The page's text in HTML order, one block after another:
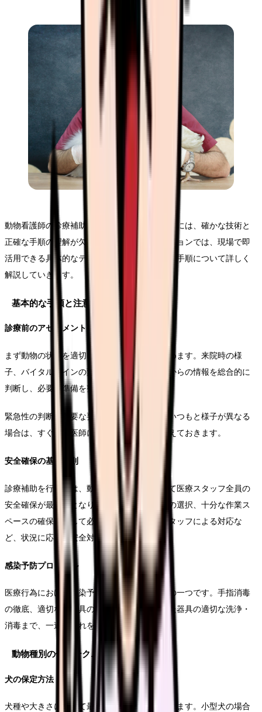
動物看護師の診療補助業務を効果的に行うためには、確かな技術と
正確な手順の理解が欠かせません。このセクションでは、現場で即
活用できる具体的なテクニックと、それぞれの手順について詳しく
解説していきます。
基本的な手順と注意点
診療前のアセスメント手順
まず動物の状態を適切に評価することから始めます。来院時の様
子、バイタルサインの変化、そして飼い主様からの情報を総合的に
判断し、必要な準備を整えていきます。
緊急性の判断も重要な要素となりますので、いつもと様子が異なる
場合は、すぐに獣医師に報告できる体制を整えておきます。
安全確保の基本原則
診療補助を行う際は、動物、飼い主様、そして医療スタッフ全員の
安全確保が最優先となります。適切な保定具の選択、十分な作業ス
ペースの確保、そして必要に応じて複数のスタッフによる対応な
ど、状況に応じた安全対策を講じます。
感染予防プロトコル
医療行為における感染予防は最も重要な要素の一つです。手指消毒
の徹底、適切な防護具の使用、そして使用した器具の適切な洗浄・
消毒まで、一連の流れを確実に実施します。
動物種別の保定テクニック
犬の保定方法
犬種や大きさによって最適な保定方法は異なります。小型犬の場合